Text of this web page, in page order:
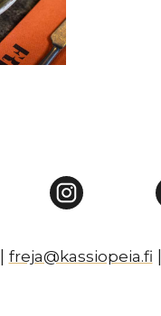
freja@kassiopeia.fi